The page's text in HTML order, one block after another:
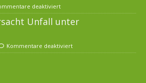
deaktiviert
Unfall unter
Kommentare deaktiviert